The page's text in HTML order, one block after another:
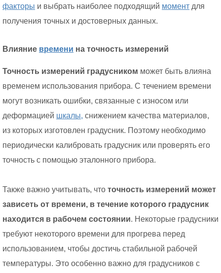
факторы и выбрать наиболее подходящий момент для
получения точных и достоверных данных.
Влияние времени на точность измерений
Точность измерений градусником может быть влияна
временем использования прибора. С течением времени
могут возникать ошибки, связанные с износом или
деформацией шкалы, снижением качества материалов,
из которых изготовлен градусник. Поэтому необходимо
периодически калибровать градусник или проверять его
точность с помощью эталонного прибора.
Также важно учитывать, что точность измерений может
зависеть от времени, в течение которого градусник
находится в рабочем состоянии. Некоторые градусники
требуют некоторого времени для прогрева перед
использованием, чтобы достичь стабильной рабочей
температуры. Это особенно важно для градусников с